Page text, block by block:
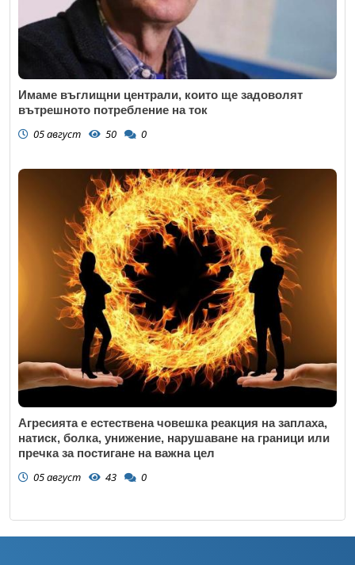
Имаме въглищни централи, които ще задоволят
вътрешното потребление на ток
05 август 50 0
Агресията е естествена човешка реакция на заплаха,
натиск, болка, унижение, нарушаване на граници или
пречка за постигане на важна цел
05 август 43 0